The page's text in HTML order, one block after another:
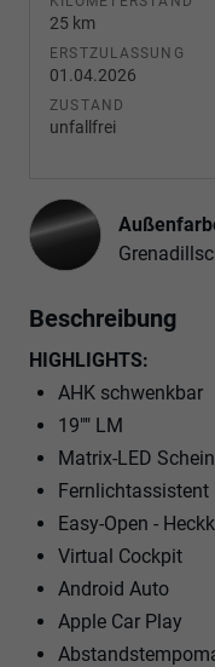
25 km
ERSTZULASSUNG
01.04.2026
ZUSTAND
unfallfrei
Beschreibung
HIGHLIGHTS:
AHK schwenkbar
19"" LM
Matrix-LED
Easy-Open -
Virtual Cockpit
Android Auto
Apple Car Play